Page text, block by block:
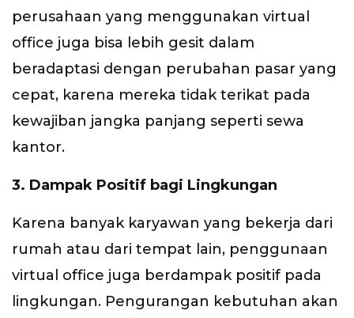
perusahaan yang menggunakan virtual
office juga bisa lebih gesit dalam
beradaptasi dengan perubahan pasar yang
cepat, karena mereka tidak terikat pada
kewajiban jangka panjang seperti sewa
kantor.
3. Dampak Positif bagi Lingkungan
Karena banyak karyawan yang bekerja dari
rumah atau dari tempat lain, penggunaan
virtual office juga berdampak positif pada
lingkungan. Pengurangan kebutuhan akan